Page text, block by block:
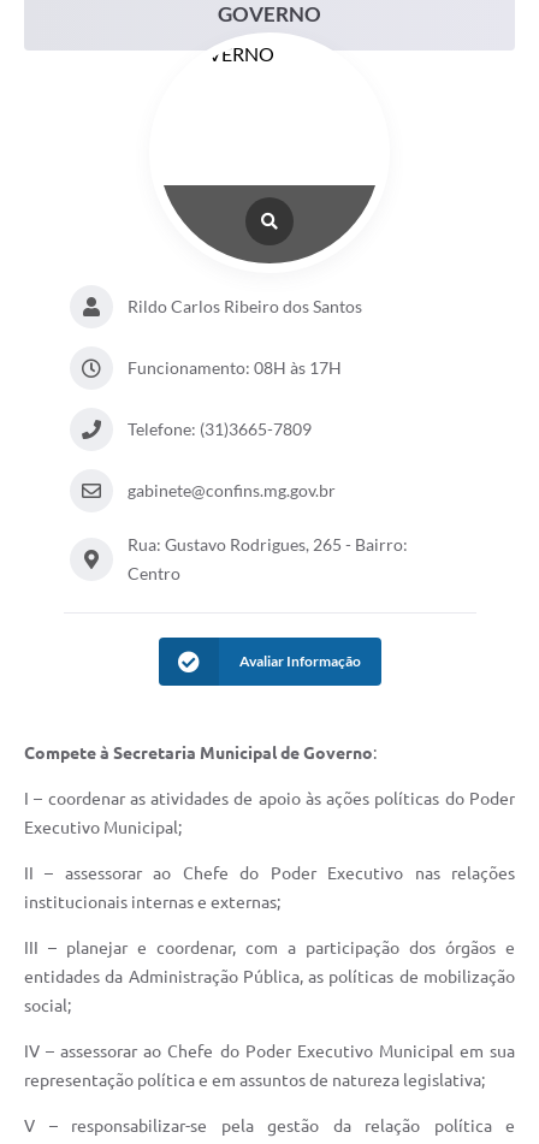
GOVERNO
Rildo Carlos Ribeiro dos Santos
Funcionamento: 08H às 17H
Telefone: (31)3665-7809
gabinete@confins.mg.gov.br
Rua: Gustavo Rodrigues, 265 - Bairro:
Centro
Avaliar Informação
Compete à Secretaria Municipal de Governo:
I – coordenar as atividades de apoio às ações políticas do Poder
Executivo Municipal;
II – assessorar ao Chefe do Poder Executivo nas relações
institucionais internas e externas;
III – planejar e coordenar, com a participação dos órgãos e
entidades da Administração Pública, as políticas de mobilização
social;
IV – assessorar ao Chefe do Poder Executivo Municipal em sua
representação política e em assuntos de natureza legislativa;
V – responsabilizar-se pela gestão da relação política e